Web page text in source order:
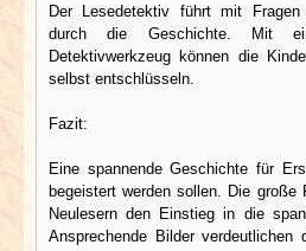
Der Lesedetektiv führt mit
durch die Geschichte. Mit
Detektivwerkzeug können die
selbst entschlüsseln.
Fazit:
Eine spannende Geschichte für
begeistert werden sollen. Die große
Neulesern den Einstieg in die
Ansprechende Bilder